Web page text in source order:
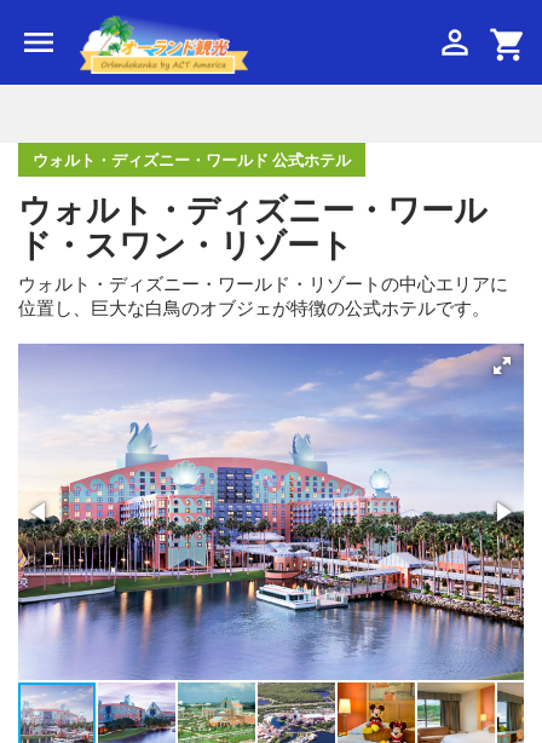
 shopping_cart

ウォルト・ディズニー・ワールド 公式ホテル
ウォルト・ディズニー・ワール
ド・スワン・リゾート
ウォルト・ディズニー・ワールド・リゾートの中心エリアに
位置し、巨大な白鳥のオブジェが特徴の公式ホテルです。